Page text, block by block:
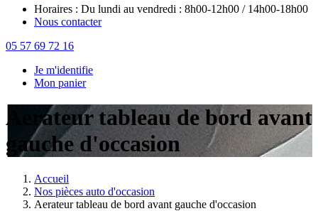
Horaires : Du lundi au vendredi : 8h00-12h00 / 14h00-18h00
Nous contacter
05 57 69 72 16
Je m'identifie
Mon panier
Aerateur tableau de bord avant
gauche d'occasion
Accueil
Nos pièces auto d'occasion
Aerateur tableau de bord avant gauche d'occasion